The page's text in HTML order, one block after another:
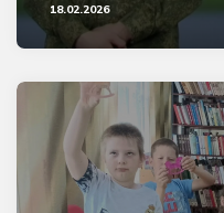
18.02.2026